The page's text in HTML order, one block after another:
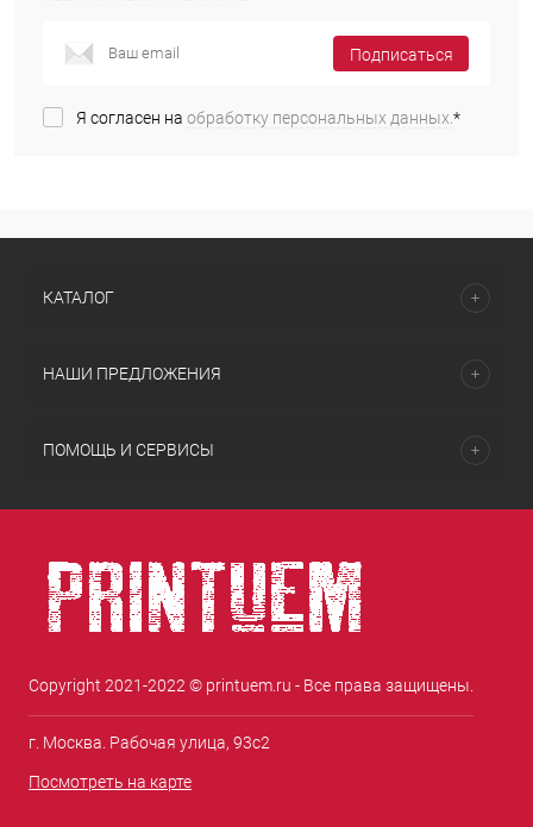
Подписаться
Я согласен на обработку персональных данных.*
КАТАЛОГ
НАШИ ПРЕДЛОЖЕНИЯ
ПОМОЩЬ И СЕРВИСЫ
Copyright 2021-2022 © printuem.ru - Все права защищены.
г. Москва. Рабочая улица, 93с2
Посмотреть на карте